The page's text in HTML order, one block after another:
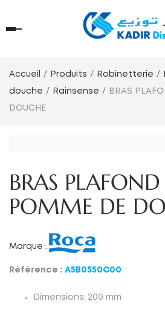
Accueil Produits Robinetterie
douche Rainsense BRAS
DOUCHE
BRAS
POMME DE
Marque :
Référence : A5B0550C00
Dimensions: 200 mm